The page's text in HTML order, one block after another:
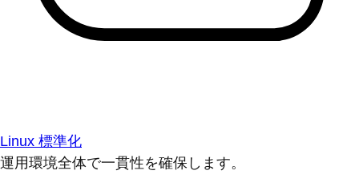
Linux 標準化
運用環境全体で一貫性を確保します。